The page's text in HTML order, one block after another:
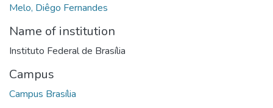
Melo, Diêgo Fernandes
Name of institution
Instituto Federal de Brasília
Campus
Campus Brasília